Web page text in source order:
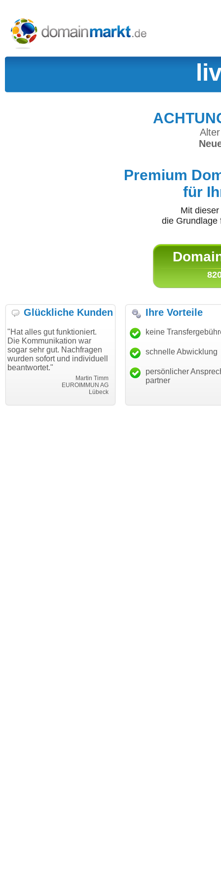
Premium
für
Mit
die
Glückliche Kunden
funktioniert.
war
Nachfragen
und individuell
EUROIMMUN AG
"Danke für den schnellen
Transfer und guten Service!"
Thomas Schäfer
i can eckert communication GmbH
"Ich bin
haben.
mein
Ihre Vorteile
keine
schnelle Abwicklung
persönlicher
partner